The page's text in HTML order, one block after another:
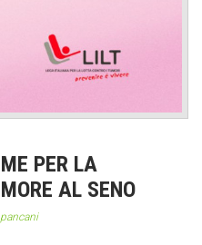
PER LA
AL SENO